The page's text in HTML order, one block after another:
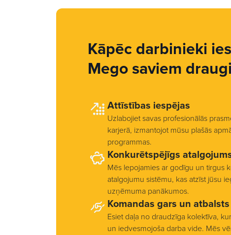
Kāpēc darbinieki
Mego saviem
Attīstības iespējas
Uzlabojiet savas profesionālās
karjerā, izmantojot mūsu plašās
programmas.
Konkurētspējīgs
Mēs lepojamies ar godīgu un tirgus
atalgojumu sistēmu, kas atzīst jūsu
uzņēmuma panākumos.
Komandas gars un atbalsts
Esiet daļa no draudzīga kolektīva,
un iedvesmojoša darba vide. Mēs